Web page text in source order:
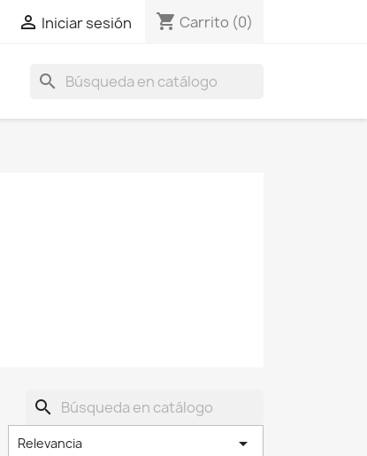
 Iniciar sesión shopping_cart Carrito (0)
search
search
Relevancia 